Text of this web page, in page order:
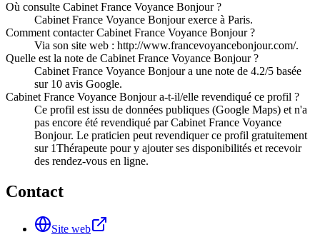
Où consulte Cabinet France Voyance Bonjour ?
Cabinet France Voyance Bonjour exerce à Paris.
Comment contacter Cabinet France Voyance Bonjour ?
Via son site web : http://www.francevoyancebonjour.com/.
Quelle est la note de Cabinet France Voyance Bonjour ?
Cabinet France Voyance Bonjour a une note de 4.2/5 basée
sur 10 avis Google.
Cabinet France Voyance Bonjour a-t-il/elle revendiqué ce profil ?
Ce profil est issu de données publiques (Google Maps) et n'a
pas encore été revendiqué par Cabinet France Voyance
Bonjour. Le praticien peut revendiquer ce profil gratuitement
sur 1Thérapeute pour y ajouter ses disponibilités et recevoir
des rendez-vous en ligne.
Contact
Site web